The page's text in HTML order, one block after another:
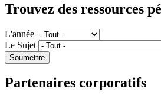
Trouvez des ressources
L'année
Le Sujet
Partenaires corporatifs